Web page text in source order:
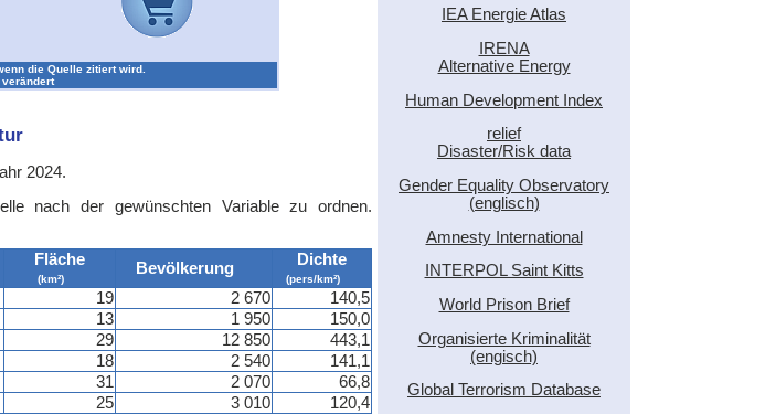
die Quelle zitiert wird.
2024.
nach der gewünschten Variable zu ordnen.
Fläche
(km²)
Bevölkerung Dichte
(pers/km²)
19 2 670
140,5
13 1 950
150,0
29 12 850
443,1
18 2 540
141,1
31 2 070
66,8
25 3 010
120,4
IEA Energie Atlas
IRENA
Alternative Energy
Human Development Index
relief
Disaster/Risk data
Gender Equality Observatory
(englisch)
Amnesty International
INTERPOL Saint Kitts
World Prison Brief
Organisierte Kriminalität
(engisch)
Global Terrorism Database